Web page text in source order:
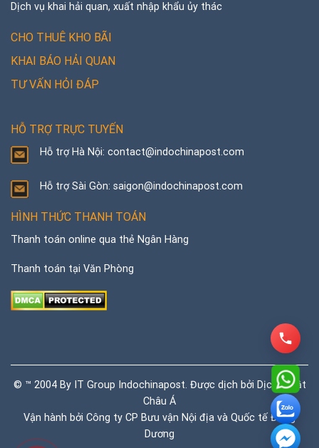
Dịch vụ khai hải quan, xuất nhập khẩu ủy thác
CHO THUÊ KHO BÃI
KHAI BÁO HẢI QUAN
TƯ VẤN HỎI ĐÁP
HỖ TRỢ TRỰC TUYẾN
Hỗ trợ Hà Nội: contact@indochinapost.com
Hỗ trợ Sài Gòn: saigon@indochinapost.com
HÌNH THỨC THANH TOÁN
Thanh toán online qua thẻ Ngân Hàng
Thanh toán tại Văn Phòng
© ™ 2004 By IT Group Indochinapost. Được dịch bởi Dịch thuật
Châu Á
Vận hành bởi Công ty CP Bưu vận Nội địa và Quốc tế Đông
Dương